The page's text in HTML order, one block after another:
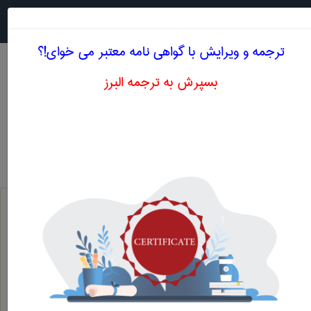
اصطلاحات تخصصی انگلیسی حقوق حرف X
xenophile
ترجمه و ویرایش با گواهی نامه معتبر می خوای!؟
بسپرش به ترجمه البرز